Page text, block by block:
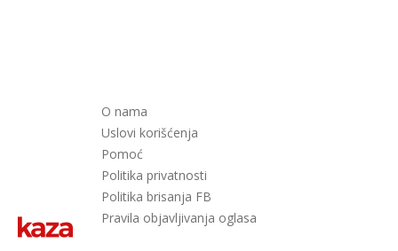
O nama
Uslovi korišćenja
Pomoć
Politika privatnosti
Politika brisanja FB
Pravila objavljivanja oglasa